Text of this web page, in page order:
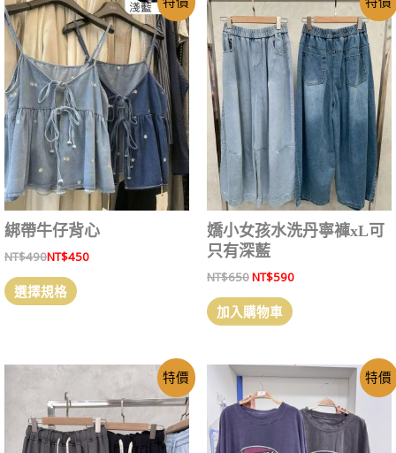
綁帶牛仔背心
NT$490NT$450
選擇規格
嬌小女孩水洗丹寧褲xL可
只有深藍
NT$650NT$590
加入購物車
特價 特價